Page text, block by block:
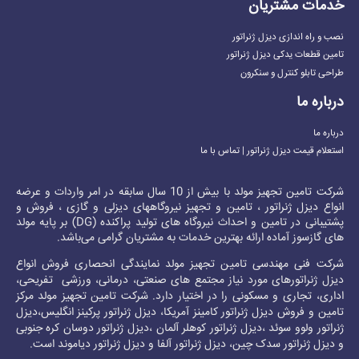
خدمات مشتریان
نصب و راه اندازی دیزل ژنراتور
تامین قطعات یدکی دیزل ژنراتور
طراحی تابلو کنترل و سنکرون
درباره ما
درباره ما
استعلام قیمت دیزل ژنراتور | تماس با ما
شرکت تامین تجهیز مولد با بیش از 10 سال سابقه در امر واردات و عرضه
انواع دیزل ژنراتور ، تامین و تجهیز نیروگاههای دیزلی و گازی ، فروش و
پشتیبانی در تامین و احداث نیروگاه های تولید پراکنده (DG) بر پایه مولد
های گازسوز آماده ارائه بهترین خدمات به مشتریان گرامی می‌باشد.
شرکت فنی مهندسی تامین تجهیز مولد نمایندگی انحصاری فروش انواع
دیزل ژنراتورهای مورد نیاز مجتمع های صنعتی، درمانی، ورزشی تفریحی،
اداری، تجاری و مسکونی را در اختیار دارد. شرکت تامین تجهیز مولد مرکز
تامین و فروش دیزل ژنراتور کامینز آمریکا،دیزل ژنراتور پرکینزانگلیس،دیزل
ژنراتور ولوو سوئد ،دیزل ژنراتور کوهلرآلمان ،دیزل ژنراتور دوسان کره جنوبی
ودیزل ژنراتور سدکچین،دیزل ژنراتور آلفا ودیزل ژنراتور دیاموند است.